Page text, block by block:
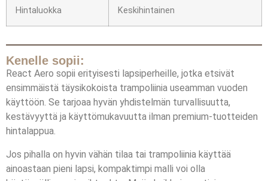
Hintaluokka Keskihintainen
Kenelle sopii:
React Aero sopii erityisesti lapsiperheille, jotka etsivät
ensimmäistä täysikokoista trampoliinia useamman vuoden
käyttöön. Se tarjoaa hyvän yhdistelmän turvallisuutta,
kestävyyttä ja käyttömukavuutta ilman premium-tuotteiden
hintalappua.
Jos pihalla on hyvin vähän tilaa tai trampoliinia käyttää
ainoastaan pieni lapsi, kompaktimpi malli voi olla